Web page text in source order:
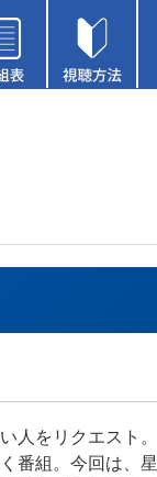
人をリクエスト。
番組。今回は、星